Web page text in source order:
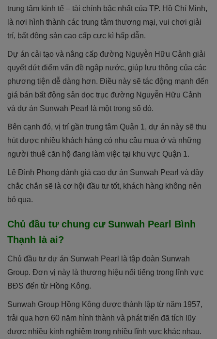
trung tâm kinh tế – tài chính bậc nhất của TP. Hồ Chí Minh,
là nơi hình thành các trung tâm thương mại, vui chơi giải
trí, bất động sản cao cấp cực kì hấp dẫn.
Dự án cải tạo và nâng cấp đường Nguyễn Hữu Cảnh giải
quyết dứt điểm vấn đề ngập nước, giúp lưu thông của các
phương tiện dễ dàng hơn. Điều này sẽ tác động mạnh đến
giá bán bất động sản dọc trục đường Nguyễn Hữu Cảnh
và dự án Sunwah Pearl là một trong số đó.
Bên cạnh đó, vị trí gần trung tâm Quận 1, dự án này sẽ thu
hút được nhiều khách hàng có nhu cầu mua ở và những
người thuê căn hộ đang làm việc tại khu vực Quận 1.
Lê Đình Phong đánh giá cao dự án Sunwah Pearl và đây
chắc chắn sẽ là cơ hội đầu tư tốt, khách hàng không nên
bỏ qua.
Chủ đầu tư chung cư Sunwah Pearl Bình
Thạnh là ai?
Chủ đầu tư dự án Sunwah Pearl là tập đoàn Sunwah
Group. Đơn vị này là thương hiệu nổi tiếng trong lĩnh vực
BĐS đến từ Hồng Kông.
Sunwah Group Hồng Kông được thành lập từ năm 1957,
trải qua hơn 60 năm hình thành và phát triển đã tích lũy
được nhiều kinh nghiệm trong nhiều lĩnh vực khác nhau.